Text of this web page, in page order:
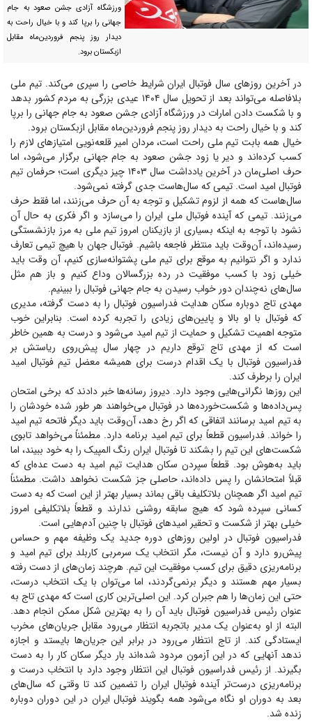
ورزشگاه آزادی جشن صعود به جام
جهانی را برپا کند و با خیال راحت به
دیدار روز پنجم فروردین‌ماه مقابل
ازبکستان برود.
در آخرین روز‌های سال فوتبال ایران شرایط خاصی را سپری می‌کند. تیم ملی
بلافاصله می‌تواند بعد از تحویل سال ۱۴۰۴ عیدی بزرگی به مردم کشور بدهد
و با شکست دادن امارات در ورزشگاه آزادی جشن صعود به جام جهانی را برپا
کند و با خیال راحت به دیدار روز پنجم فروردین‌ماه مقابل ازبکستان برود.
خیال همه بابت تیم ملی راحت است، مردان امیر قلعه‌نویی امتیاز‌های لازم را
کسب کرده‌اند و دیر یا زود جشن صعود به جام جهانی برگزار می‌شود، اما
حرف اصلی‌مان در آخرین یادداشت سال ۱۴۰۳ چیز دیگری است؛ حرفمان تیم
فوتبال امید است. تیمی که سال‌هاست جدی گرفته نمی‌شود.
سال‌هاست که همه از لزوم تشکیل و توجه به آن حرف می‌زنند، اما فقط حرف
می‌زنند. تیمی که آینده فوتبال ملی ایران را می‌سازد و اگر فکری به حال آن
نشود با توجه به اینکه بسیاری از بازیکنان امروز تیم ملی به مرز بازنشستگی
رسیده‌اند، آن‌وقت باید منتظر فاجعه باشیم. فوتبال جهان با هیچ تیمی تعارف
ندارد و اگر نتوانیم به موقع برای تیم ملی پشتوانه‌سازی کنیم، آن وقت باید
خیلی زود با کسب موفقیت در رده بزرگسالان وداع کنیم و باز هم مثل
سال‌های نه‌چندان دور خواب رسیدن به جام جهانی فوتبال را ببینیم.
مهدی تاج دوباره سکان هدایت فدراسیون فوتبال را به دست گرفته، مدیری
که فوتبال با او بالا و پایین‌های زیادی را تجربه کرده است. بنابراین خوب
متوجه اهمیت تشکیل و حمایت از تیم امید می‌شود و درست به همین خاطر
است که از مهدی تاج توقع داریم در چهار سال پیش‌روی ریاستش بر
فدراسیون فوتبال با یک اقدام درست برای همیشه معضل تیم فوتبال امید
ایران را برطرف کند.
این روز‌ها نگرانی‌هایی وجود دارد. دیروز رسانه‌ها خبر دادند که برخی امتحان
پس‌داده‌ها و شکست‌خورده‌ها در فوتبال می‌خواهند هر طور شده خودشان را
به تیم امید برسانند اتفاقی که اگر رخ دهد، آن‌وقت باید دیگر فاتحه تیم امید
را خواند. فدراسیون قطعاً برای تیم امید برنامه دارد. مطمئناً می‌خواهد تابوی
شکست‌های این تیم را بشکند تا فوتبال ایران رنگ المپیک را به خود ببیند، اما
باید به‌هوش بود. قطعاً سپردن سکان هدایت تیم امید به دست عده‌ای که
قبلاً امتحانشان را پس داده‌اند، حاصلی جز شکست نخواهد داشت. مطمئناً
تیم امید اگر همچنان بلاتکلیف باقی بماند بسیار بهتر از این است که به دست
کسانی سپرده شود که هیچ سابقه روشنی ندارند و قطعاً بلاتکلیفی امروز
خیلی بهتر از شکست و تحقیر امید‌های فوتبال با چنین آدم‌هایی است.
فدراسیون فوتبال در اولین روز‌های دوره جدید یک وظیفه مهم و حساس
پیش‌رو دارد و آن نیست، مگر انتخاب یک سرمربی کاربلد برای تیم امید و
برنامه‌ریزی دقیق برای کسب موفقیت این تیم. هرچند زمان‌های از دست رفته
بسیار مهم هستند و دیگر برنمی‌گردند، اما می‌توان با یک انتخاب درست،
حتی این زما‌ن‌ها را هم جبران کرد. این اصلی‌ترین کاری است که مهدی تاج به
عنوان رئیس فدراسیون فوتبال باید آن را به بهترین شکل ممکن انجام دهد.
البته از او به‌عنوان یک مدیر باتجربه انتظار می‌رود مقابل جریان‌های مخرب
ایستادگی کند. از تاج انتظار می‌رود در برابر این جریان‌ها بایستد و اجازه
ندهد آنهایی که در این آزمون مردود شده‌اند بار دیگر سکان کار را به دست
بگیرند. از رئیس فدراسیون فوتبال این انتظار وجود دارد با انتخاب درست و
برنامه‌ریزی درست‌تر آینده فوتبال ایران را تضمین کند تا وقتی که سال‌های
بعد به دوران او نگاه می‌شود همه بگویند فوتبال ایران در این دوران دوباره
زنده شد.